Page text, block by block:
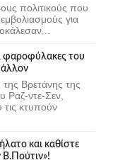
πολιτικούς που
για
φαροφύλακες του
άλλον
της Βρετάνης της
Ραζ-ντε-Σεν,
κτυπούν
και καθίστε
Β.Πούτιν»!